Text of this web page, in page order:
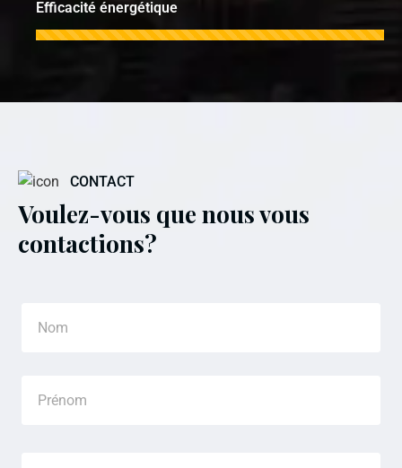
Efficacité énergétique
CONTACT
Voulez-vous que nous vous
contactions?